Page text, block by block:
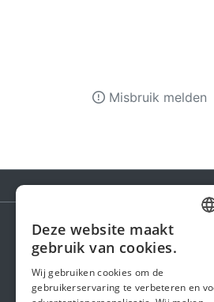
Misbruik melden
Steunactie
Over ons
Deze website maakt
gebruik van cookies.
Wij gebruiken cookies om de
gebruikerservaring te verbeteren en